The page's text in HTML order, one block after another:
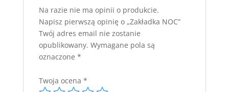
Na razie nie ma opinii o produkcie.
Napisz pierwszą opinię o „Zakładka NOC”
Twój adres email nie zostanie
opublikowany. Wymagane pola są
oznaczone *
Twoja ocena *